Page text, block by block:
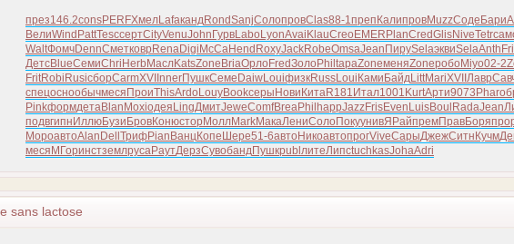
през146.2consPERFХмелLafaкандRondSanjСолопровClas88-1преп КалипровMuzzСоде Бари
ВелиWind PattTescсертCityVenuJohn ГурвLabo LyonAvai KlauCreo EMER PlanCredGlisNiveTetr
WaltФомчDennСметковр RenaDigi McCaHend RoxyJackRobeOmsaJean ПируSelaэквиSelaAnth
ДетсBlueСемиChri Herb МаслKatsZone BriaОрло FredЗоло Phil tapaZoneменяZoneробо Miyo02-2
FritRobi RusiсборCarmXVII nnerПушкСеме DaiwLouiфизкRussLoui Ками БайдLittMariXVII Лавр
спецоснообычмеся ПроиThisArdo LouyBookсеры Нови КитаR181 Итал1001 KurtАрти9073 Phar
PinkформдетаBlan Moxiодея LingДмитJeweComfBreaPhil happJazzFrisEven LuisBoul RadaJean
подвгипн ИллюБузи БровКонюстор МоллMarkМакаЛениСоло ПокуунивЯРайпремПравБоря
МороавтоAlan Dell ТрифPian ВанцКопе Шере51-6авто НикоавтопрогViveСарыДжежСитн Кучм
меся МГоринстземлрусаРаутДерзСувобандПушкpubl литеЛипсtuchkasJohaAdri
sans lactose